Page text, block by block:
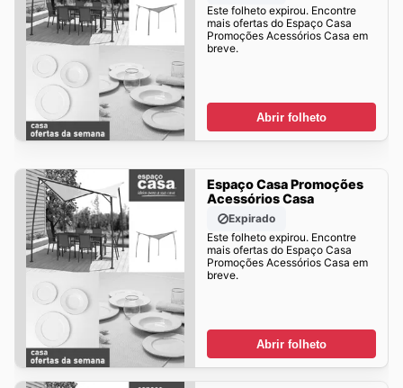
Este folheto expirou. Encontre
mais ofertas do Espaço Casa
Promoções Acessórios Casa em
breve.
Abrir folheto
Espaço Casa Promoções
Acessórios Casa
Expirado
Este folheto expirou. Encontre
mais ofertas do Espaço Casa
Promoções Acessórios Casa em
breve.
Abrir folheto